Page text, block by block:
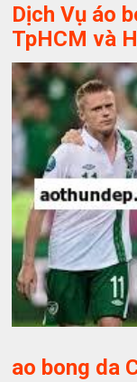
Dịch Vụ áo
TpHCM và
ao bong da